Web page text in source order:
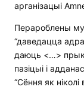
арганізацыі
Перароблены
“даведацца
даюць <…>
пазіцыі і
“Сёння як